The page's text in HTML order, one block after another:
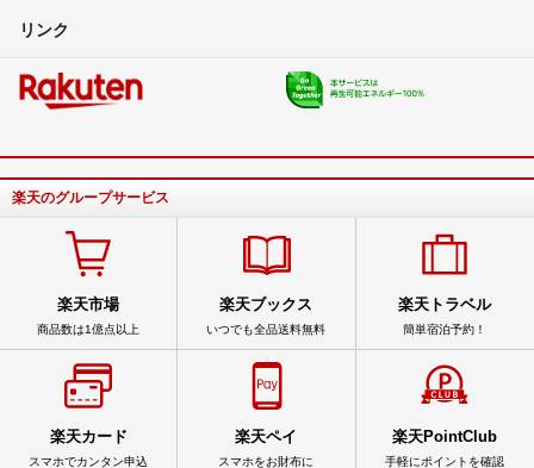
リンク
楽天のグループサービス
楽天市場
商品数は1億点以上
楽天ブックス
いつでも全品送料無料
楽天トラベル
簡単宿泊予約！
楽天カード
スマホでカンタン申込
楽天ペイ
スマホをお財布に
楽天PointClub
手軽にポイントを確認